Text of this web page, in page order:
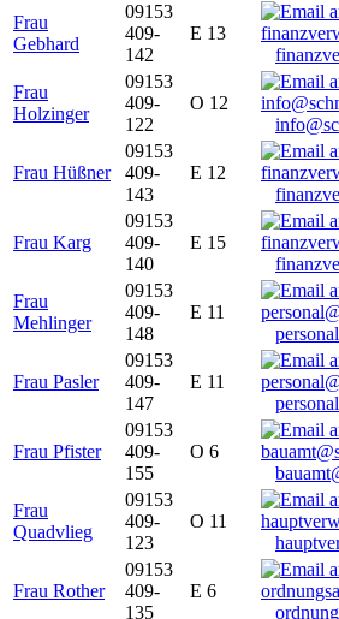
Frau
Gebhard
09153
409-
142
E 13
Frau
Holzinger
09153
409-
122
O 12
Frau Hüßner
09153
409-
143
E 12
Frau Karg
09153
409-
140
E 15
Frau
Mehlinger
09153
409-
148
E 11
Frau Pasler
09153
409-
147
E 11
Frau Pfister
09153
409-
155
O 6
Frau
Quadvlieg
09153
409-
123
O 11
Frau Rother
09153
409-
135
E 6